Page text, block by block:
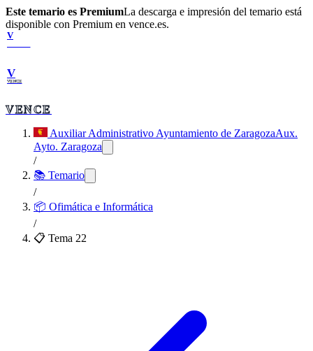
Este temario es PremiumLa descarga e impresión del temario está
disponible con Premium en vence.es.
V
V
VENCE
VENCE
Auxiliar Administrativo Ayuntamiento de ZaragozaAux.
Ayto. Zaragoza
/
📚 Temario
/
📦 Ofimática e Informática
/
📋 Tema 22